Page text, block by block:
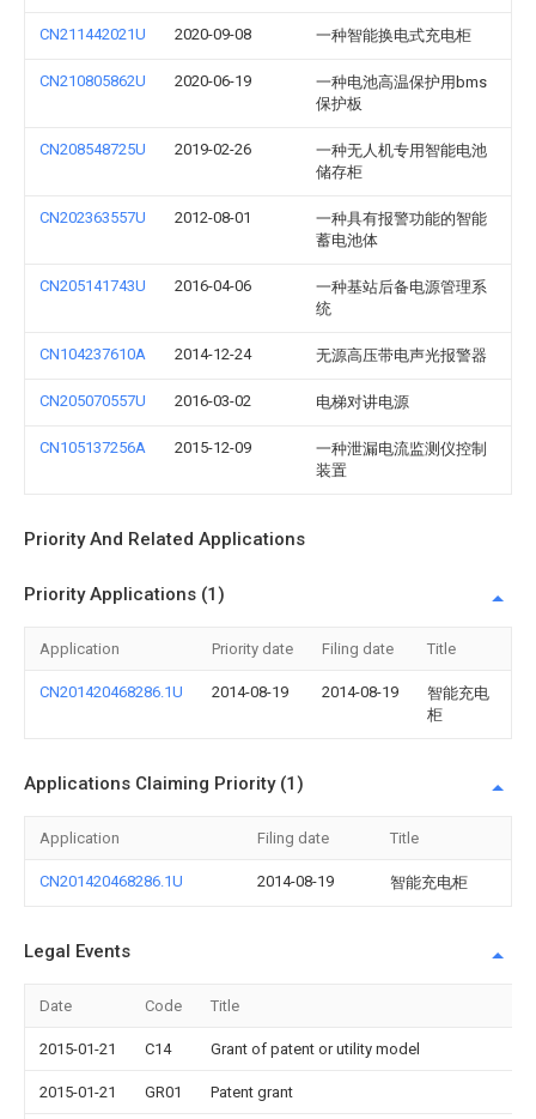
CN211442021U 2020-09-08 一种智能换电式充电柜
CN210805862U 2020-06-19
一种电池高温保护用bms
保护板
CN208548725U 2019-02-26
一种无人机专用智能电池
储存柜
CN202363557U 2012-08-01
一种具有报警功能的智能
蓄电池体
CN205141743U 2016-04-06
一种基站后备电源管理系
统
CN104237610A 2014-12-24 无源高压带电声光报警器
CN205070557U 2016-03-02 电梯对讲电源
CN105137256A 2015-12-09
一种泄漏电流监测仪控制
装置
Priority And Related Applications
Priority Applications (1)
Application Priority date Filing date Title
CN201420468286.1U 2014-08-19 2014-08-19
智能充电
柜
Applications Claiming Priority (1)
Application Filing date Title
CN201420468286.1U 2014-08-19 智能充电柜
Legal Events
Date Code Title
2015-01-21 C14 Grant of patent or utility model
2015-01-21 GR01 Patent grant